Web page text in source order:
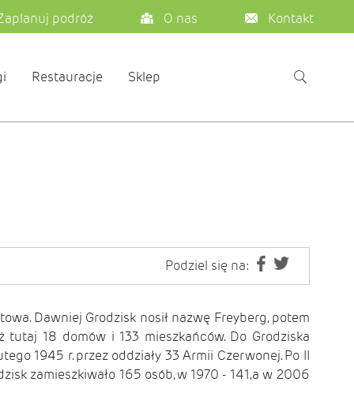
podróż O nas Kontakt
Restauracje Sklep
Podziel się na:
Dawniej Grodzisk nosił nazwę Freyberg, potem
tutaj 18 domów i 133 mieszkańców. Do Grodziska
1945 r. przez oddziały 33 Armii Czerwonej. Po II
zamieszkiwało 165 osób, w 1970 - 141,a w 2006